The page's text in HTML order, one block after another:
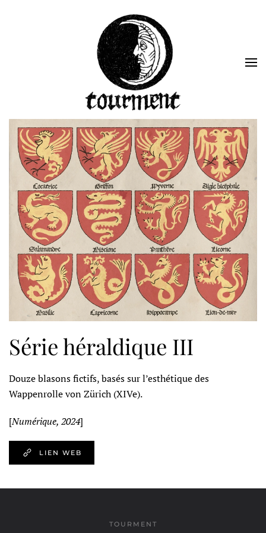
Skip to main content
Série héraldique III
Douze blasons fictifs, basés sur l’esthétique des
Wappenrolle von Zürich (XIVe).
[Numérique, 2024]
LIEN WEB
TOURMENT